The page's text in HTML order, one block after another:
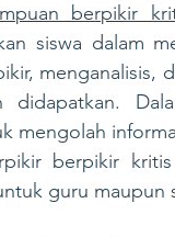
berpikir
siswa dalam
menganalisis,
mengolah
berpikir
guru maupun